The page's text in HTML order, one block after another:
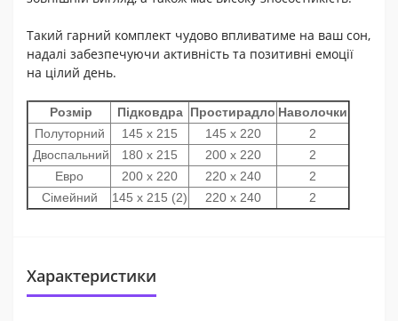
Такий гарний комплект чудово впливатиме на ваш сон,
надалі забезпечуючи активність та позитивні емоції
на цілий день.
Розмір Підковдра Простирадло Наволочки
Полуторний
145 х 215 145 х 220
2
Двоспальний
180 х 215 200 х 220
2
Евро
200 х 220 220 х 240
2
Сімейний
145 х 215 (2) 220 х 240 2
Характеристики